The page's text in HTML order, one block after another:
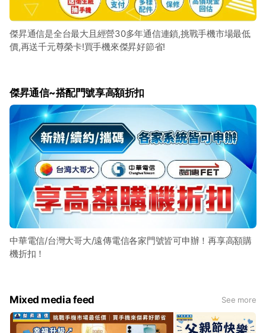
傑昇通信是全台最大且經營30多年通信連鎖,挑戰手機市場最低
價,再送千元尊榮卡!買手機來傑昇好節省!
傑昇通信~搭配門號享高額折扣
中華電信/台灣大哥大/遠傳電信各家門號皆可申辦！再享高額購
機折扣！
Mixed media feed See more